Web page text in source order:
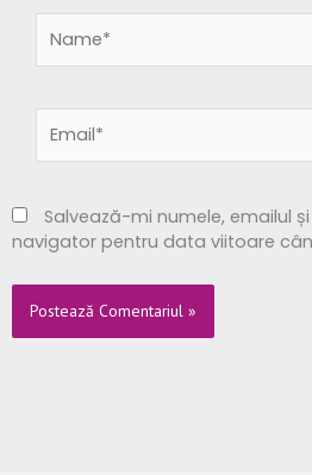
Salvează-mi numele, emailul
navigator pentru data viitoare